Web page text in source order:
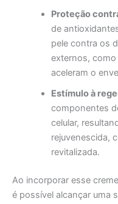
Proteção
de
pele contra os
externos, como
aceleram o
Estímulo à
componentes
celular,
rejuvenescida,
revitalizada.
Ao incorporar esse
é possível alcançar uma